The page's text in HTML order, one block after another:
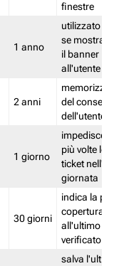
finestre
1 anno
utilizzato per
se mostrare
il banner
all'utente
2 anni
memorizza
del
dell'utente
1 giorno
impedisce di
più volte lo
ticket
giornata
30 giorni
indica la
copertura
all'ultimo
verificato
salva l'ultima